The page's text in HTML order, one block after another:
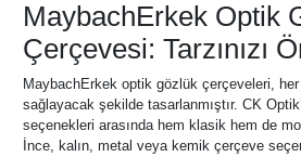
MaybachErkek Optik
Çerçevesi: Tarzınızı
MaybachErkek optik gözlük çerçeveleri,
sağlayacak şekilde tasarlanmıştır. CK
seçenekleri arasında hem klasik hem de
İnce, kalın, metal veya kemik çerçeve